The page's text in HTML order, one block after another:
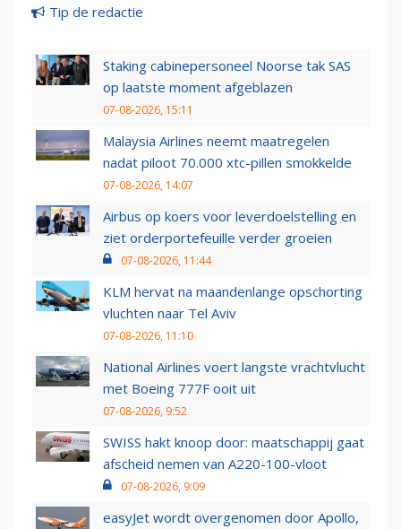
Tip de redactie
Staking cabinepersoneel Noorse tak SAS
op laatste moment afgeblazen
07-08-2026, 15:11
Malaysia Airlines neemt maatregelen
nadat piloot 70.000 xtc-pillen smokkelde
07-08-2026, 14:07
Airbus op koers voor leverdoelstelling en
ziet orderportefeuille verder groeien
07-08-2026, 11:44
KLM hervat na maandenlange opschorting
vluchten naar Tel Aviv
07-08-2026, 11:10
National Airlines voert langste vrachtvlucht
met Boeing 777F ooit uit
07-08-2026, 9:52
SWISS hakt knoop door: maatschappij gaat
afscheid nemen van A220-100-vloot
07-08-2026, 9:09
easyJet wordt overgenomen door Apollo,